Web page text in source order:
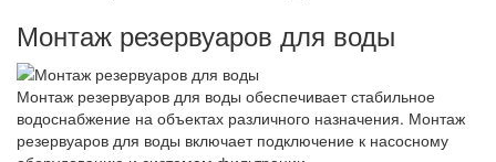
Монтаж резервуаров для воды
Монтаж резервуаров для воды обеспечивает стабильное
водоснабжение на объектах различного назначения. Монтаж
резервуаров для воды включает подключение к насосному